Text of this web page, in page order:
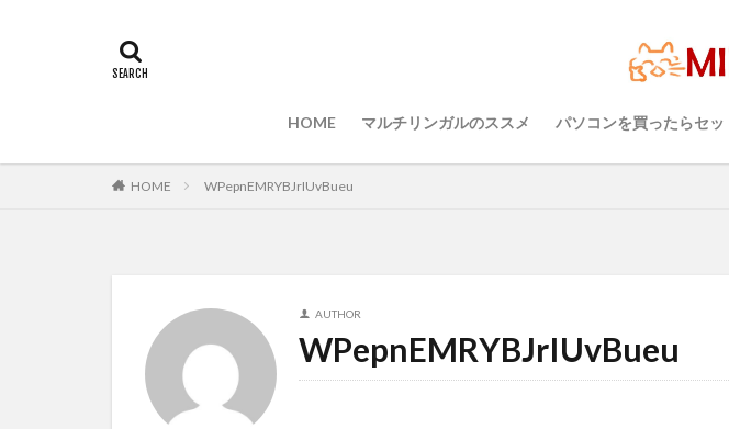
HOME マルチリンガルのススメ パソコンを買ったらセッ
超初心者のパソコンの
超初心者のパソコンの
超初心者のパソコンの
HOME WPepnEMRYBJrIUvBueu
AUTHOR
WPepnEMRYBJrIUvBueu
っておこうスペック
Windows？それとも
適に使うためのPC性
どれがいい